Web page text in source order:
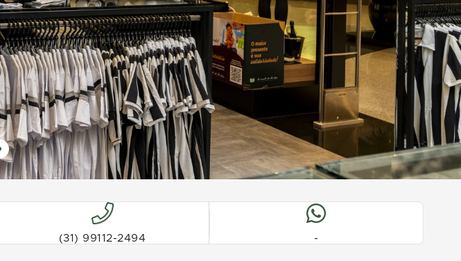
(31) 99112-2494 -